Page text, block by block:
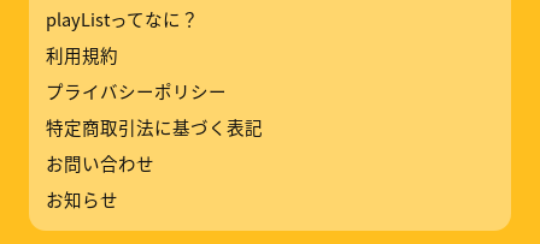
playListってなに？
利用規約
プライバシーポリシー
特定商取引法に基づく表記
お問い合わせ
お知らせ